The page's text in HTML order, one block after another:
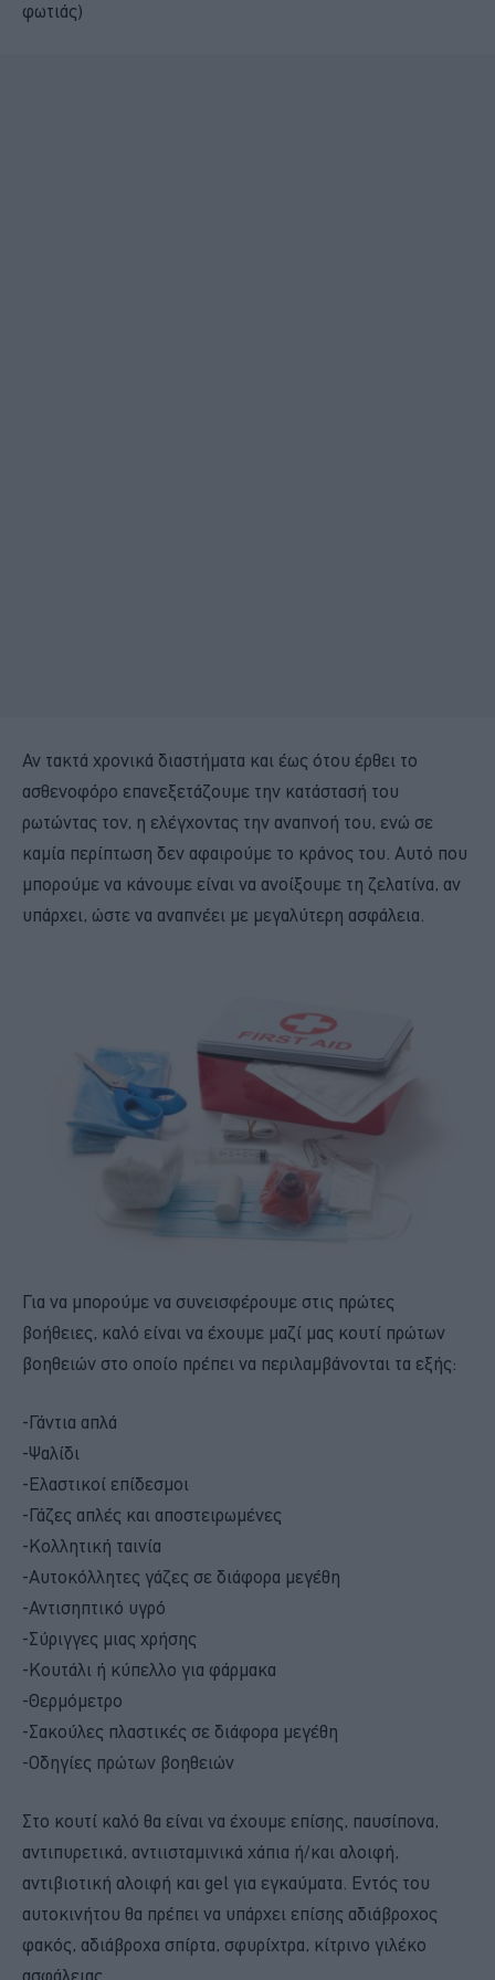
φωτιάς)
Αν τακτά χρονικά διαστήματα και έως ότου έρθει το
ασθενοφόρο επανεξετάζουμε την κατάστασή του
ρωτώντας τον, η ελέγχοντας την αναπνοή του, ενώ σε
καμία περίπτωση δεν αφαιρούμε το κράνος του. Αυτό που
μπορούμε να κάνουμε είναι να ανοίξουμε τη ζελατίνα, αν
υπάρχει, ώστε να αναπνέει με μεγαλύτερη ασφάλεια.
Για να μπορούμε να συνεισφέρουμε στις πρώτες
βοήθειες, καλό είναι να έχουμε μαζί μας κουτί πρώτων
βοηθειών στο οποίο πρέπει να περιλαμβάνονται τα εξής:
-Γάντια απλά
-Ψαλίδι
-Ελαστικοί επίδεσμοι
-Γάζες απλές και αποστειρωμένες
-Κολλητική ταινία
-Αυτοκόλλητες γάζες σε διάφορα μεγέθη
-Αντισηπτικό υγρό
-Σύριγγες μιας χρήσης
-Κουτάλι ή κύπελλο για φάρμακα
-Θερμόμετρο
-Σακούλες πλαστικές σε διάφορα μεγέθη
-Οδηγίες πρώτων βοηθειών
Στο κουτί καλό θα είναι να έχουμε επίσης, παυσίπονα,
αντιπυρετικά, αντιισταμινικά χάπια ή/και αλοιφή,
αντιβιοτική αλοιφή και gel για εγκαύματα. Εντός του
αυτοκινήτου θα πρέπει να υπάρχει επίσης αδιάβροχος
φακός, αδιάβροχα σπίρτα, σφυρίχτρα, κίτρινο γιλέκο
ασφάλειας.